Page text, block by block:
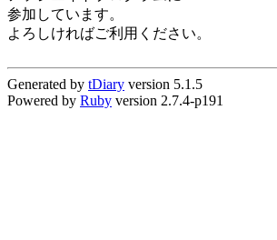
参加しています。
よろしければご利用ください。
Generated by tDiary version 5.1.5
Powered by Ruby version 2.7.4-p191